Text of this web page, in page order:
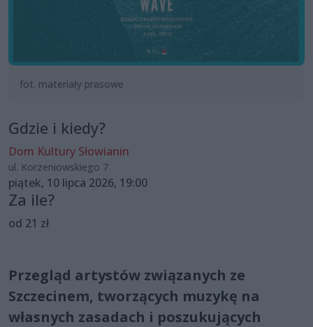
fot. materiały prasowe
Gdzie i kiedy?
Dom Kultury Słowianin
ul. Korzeniowskiego 7
piątek, 10 lipca 2026, 19:00
Za ile?
od 21 zł
Przegląd artystów związanych ze
Szczecinem, tworzących muzykę na
własnych zasadach i poszukujących